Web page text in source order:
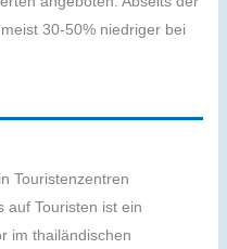
30-50% niedriger bei
Touristenzentren
auf Touristen ist ein
im thailändischen